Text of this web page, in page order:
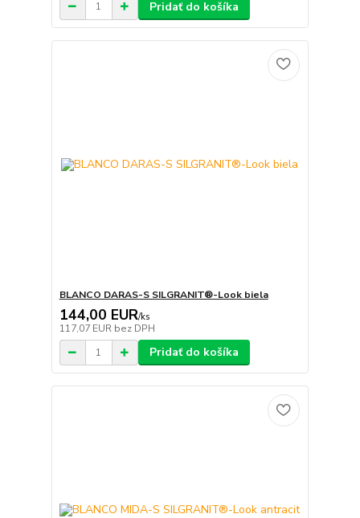
Pridať do košíka
BLANCO DARAS-S SILGRANIT®-Look biela
144,00 EUR/ks
117,07 EUR bez DPH
Pridať do košíka